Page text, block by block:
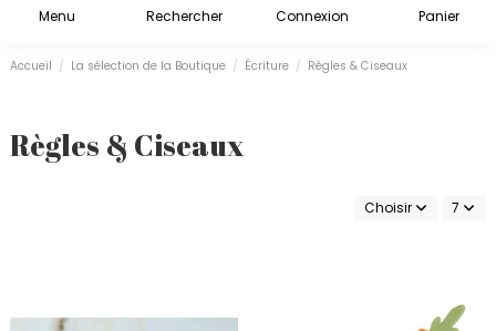
Menu Rechercher Connexion Panier
Accueil La sélection de la Boutique Écriture Règles & Ciseaux
Règles & Ciseaux
Choisir 7